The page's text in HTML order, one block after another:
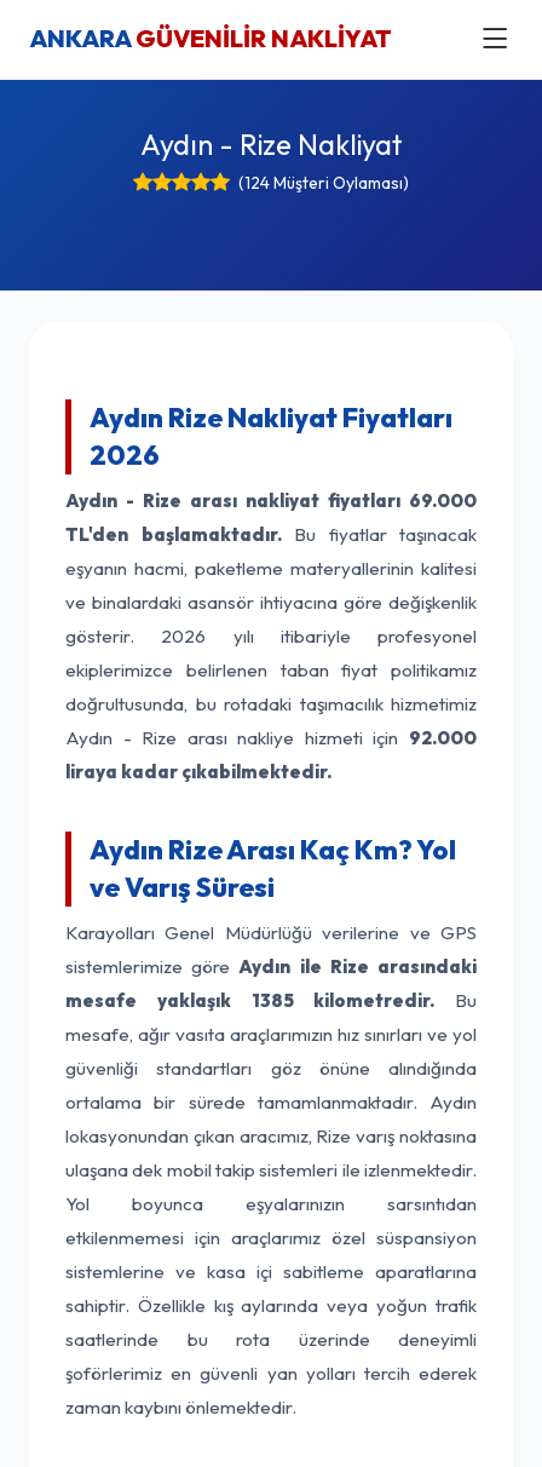
ANKARAGÜVENİLİR NAKLİYAT
Aydın - Rize Nakliyat
(124 Müşteri Oylaması)
Aydın Rize Nakliyat Fiyatları
2026
Aydın - Rize arası nakliyat fiyatları 69.000
TL'den başlamaktadır.Bu fiyatlar taşınacak
eşyanın hacmi, paketleme materyallerinin kalitesi
ve binalardaki asansör ihtiyacına göre değişkenlik
gösterir. 2026 yılı itibariyle profesyonel
ekiplerimizce belirlenen taban fiyat politikamız
doğrultusunda, bu rotadaki taşımacılık hizmetimiz
Aydın - Rize arası nakliye hizmeti için 92.000
liraya kadar çıkabilmektedir.
Aydın Rize Arası Kaç Km? Yol
ve Varış Süresi
Karayolları Genel Müdürlüğü verilerine ve GPS
sistemlerimize göreAydın ile Rize arasındaki
mesafe yaklaşık 1385 kilometredir. Bu
mesafe, ağır vasıta araçlarımızın hız sınırları ve yol
güvenliği standartları göz önüne alındığında
ortalama bir sürede tamamlanmaktadır. Aydın
lokasyonundan çıkan aracımız, Rize varış noktasına
ulaşana dek mobil takip sistemleri ile izlenmektedir.
Yol boyunca eşyalarınızın sarsıntıdan
etkilenmemesi için araçlarımız özel süspansiyon
sistemlerine ve kasa içi sabitleme aparatlarına
sahiptir. Özellikle kış aylarında veya yoğun trafik
saatlerinde bu rota üzerinde deneyimli
şoförlerimiz en güvenli yan yolları tercih ederek
zaman kaybını önlemektedir.